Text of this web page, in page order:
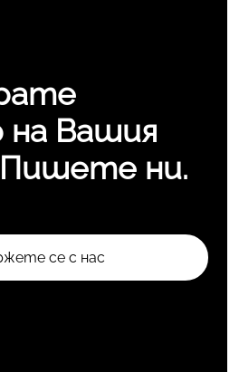
на Вашия
Пишете ни.
се с нас